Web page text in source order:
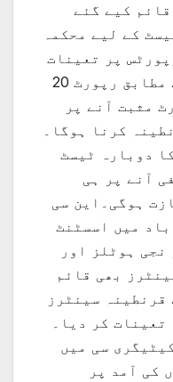
کیے گئے
کے لیے محکمہ
پر تعینات
کر دی گئیں۔وزارت صحت کے مطابق رپورٹ 20
مثبت آنے پر
کرنا ہوگا۔
کا دوبارہ ٹیسٹ
آنے پر ہی
ہوگی۔این سی
میں اسسٹنٹ
ہوٹلز اور
بھی قائم
سینٹرز
تعینات کر دیا۔
سی میں
کی آمد پر